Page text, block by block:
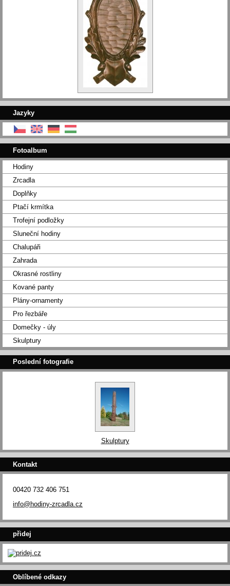
Jazyky
Fotoalbum
Hodiny
Zrcadla
Doplňky
Ptačí krmítka
Trofejní podložky
Sluneční hodiny
Chalupáři
Zahrada
Okrasné rostliny
Kované panty
Plány-ornamenty
Pro řezbáře
Domečky - úly
Skulptury
Poslední fotografie
Skulptury
Kontakt
00420 732 406 751
info@hodiny-zrcadla.cz
přidej
Oblíbené odkazy